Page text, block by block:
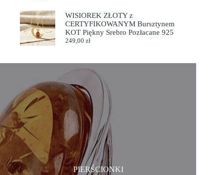
WISIOREK ZŁOTY z
CERTYFIKOWANYM Bursztynem
KOT Piękny Srebro Pozłacane 925
249,00 zł
PIERŚCIONKI